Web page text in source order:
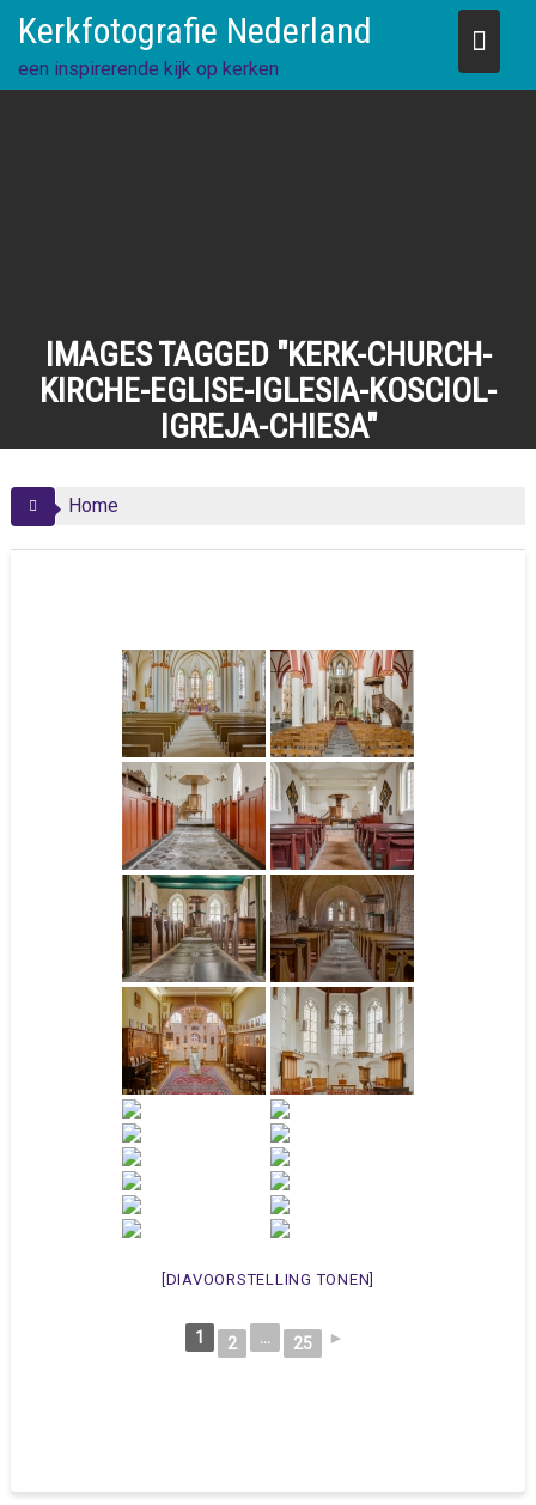
content
Kerkfotografie Nederland
een inspirerende kijk op kerken
IMAGES TAGGED "KERK-CHURCH-
KIRCHE-EGLISE-IGLESIA-KOSCIOL-
IGREJA-CHIESA"
Home
[DIAVOORSTELLING TONEN]
1 2 ... 25 ►